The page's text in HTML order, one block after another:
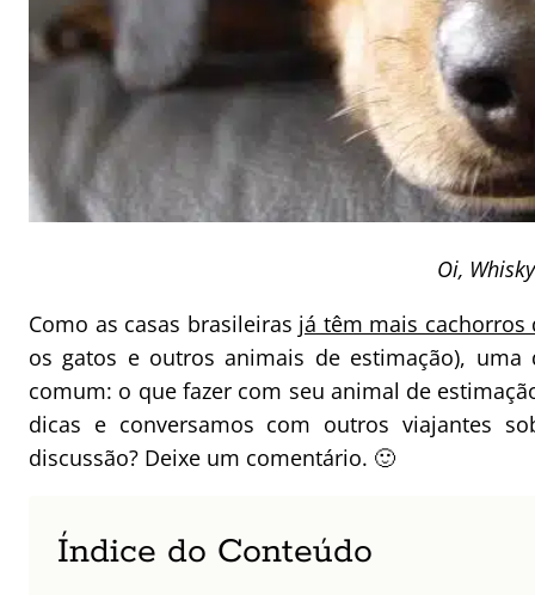
Oi, Whisky
Como as casas brasileiras já têm mais cachorros
os gatos e outros animais de estimação),
comum: o que fazer com seu animal de
dicas e conversamos com outros viajantes
discussão? Deixe um comentário. 🙂
Índice do Conteúdo